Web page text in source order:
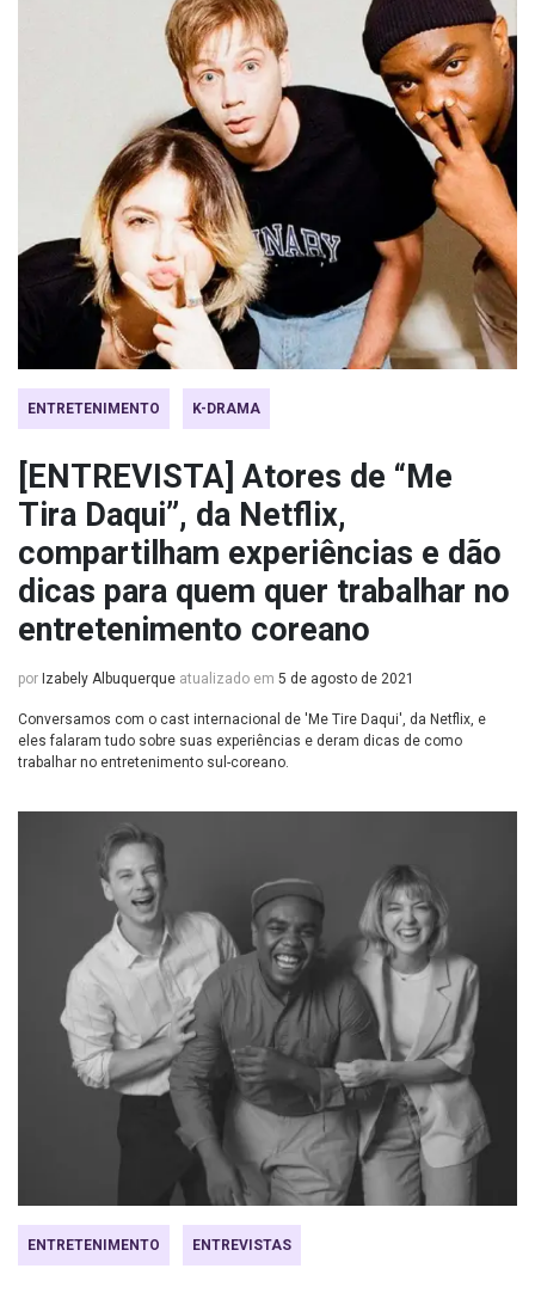
ENTRETENIMENTO K-DRAMA
[ENTREVISTA] Atores de “Me
Tira Daqui”, da Netflix,
compartilham experiências e dão
dicas para quem quer trabalhar no
entretenimento coreano
por Izabely Albuquerque atualizado em 5 de agosto de 2021
Conversamos com o cast internacional de 'Me Tire Daqui', da Netflix, e
eles falaram tudo sobre suas experiências e deram dicas de como
trabalhar no entretenimento sul-coreano.
ENTRETENIMENTO ENTREVISTAS